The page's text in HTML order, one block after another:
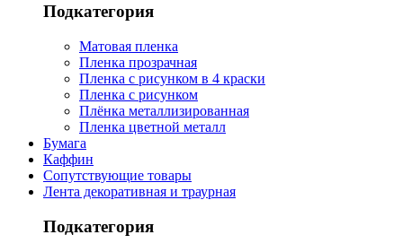
Подкатегория
Матовая пленка
Пленка прозрачная
Пленка с рисунком в 4 краски
Пленка с рисунком
Плёнка металлизированная
Пленка цветной металл
Бумага
Каффин
Сопутствующие товары
Лента декоративная и траурная
Подкатегория